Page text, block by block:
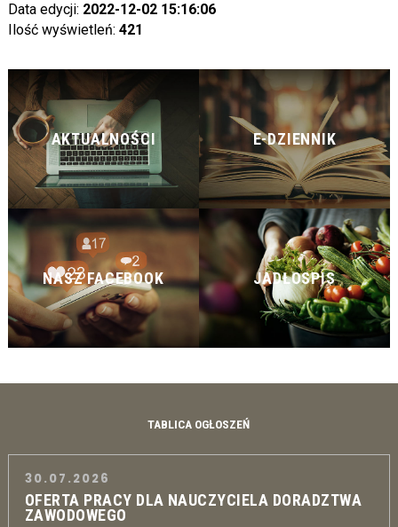
Data edycji: 2022-12-02 15:16:06
Ilość wyświetleń: 421
AKTUALNOŚCI E-DZIENNIK
NASZ FACEBOOK JADŁOSPIS
TABLICA OGŁOSZEŃ
30.07.2026
OFERTA PRACY DLA NAUCZYCIELA DORADZTWA
ZAWODOWEGO